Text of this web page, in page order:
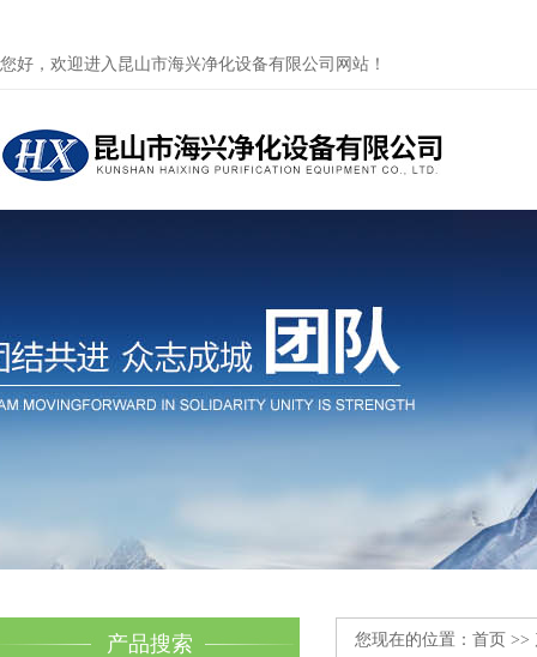
您好，欢迎进入昆山市海兴净化设备有限公司网站！
产品搜索 您现在的位置： 首页 >>